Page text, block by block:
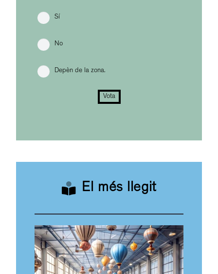
Sí
No
Depèn de la zona.
Vota
El més llegit